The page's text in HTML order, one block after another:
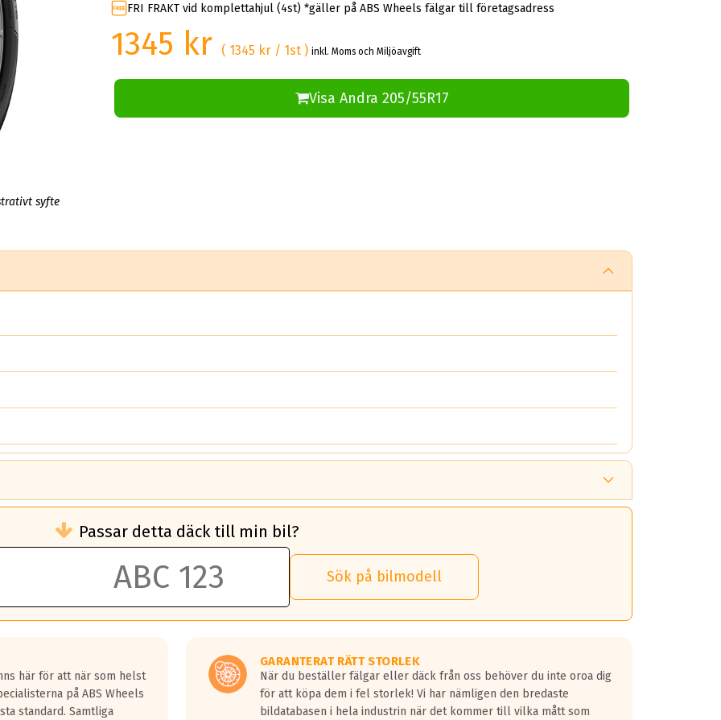
syfte
FRI FRAKT vid komplettahjul (4st) *gäller på ABS Wheels fälgar till företagsadress
1345 kr ( 1345 kr / 1st )inkl. Moms och Miljöavgift
Visa Andra 205/55R17
än ett klass G däck.
50 liter bränsle med ett klass A däck gentemot ett klass G däck.
vilken rutt du kör, samt vilken körstil du använder.
lastbilar.
på en väg där det ligger 0.5-1.5 mm vatten.
fyra billängder( ca 18meter) mellan däck med betyg A gentemot
Passar detta däck till min bil?
Sök på bilmodell
här för att när som helst
på ABS Wheels
standard. Samtliga
GARANTERAT RÄTT STORLEK
När du beställer fälgar eller däck från oss behöver du inte oroa dig
för att köpa dem i fel storlek! Vi har nämligen den bredaste
bildatabasen i hela industrin när det kommer till vilka mått som